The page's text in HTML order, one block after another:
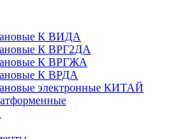
К ВИДА
К ВРГ2ДА
К ВРГЖА
К ВРДА
электронные КИТАЙ